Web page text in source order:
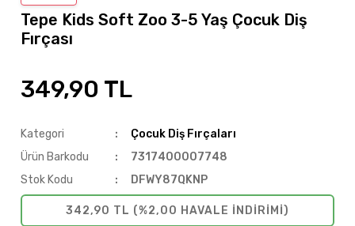
Tepe Kids Soft Zoo 3-5 Yaş Çocuk Diş
Fırçası
349,90 TL
Kategori
Çocuk Diş Fırçaları
Ürün Barkodu
7317400007748
Stok Kodu
DFWY87QKNP
342,90 TL (%2,00 HAVALE INDIRIMI)